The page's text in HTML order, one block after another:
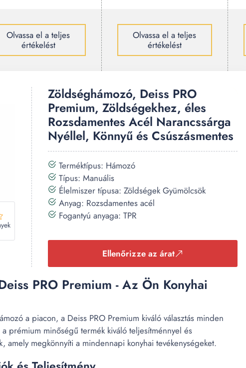
Olvassa el a teljes
értékelést
Olvassa el a teljes
értékelést
Zöldséghámozó, Deiss PRO
Premium, Zöldségekhez, éles
Rozsdamentes Acél Narancssárga
Nyéllel, Könnyű és Csúszásmentes
Terméktípus: Hámozó
Típus: Manuális
Élelmiszer típusa: Zöldségek Gyümölcsök
Anyag: Rozsdamentes acél
Fogantyú anyaga: TPR
Ellenőrizze az árat
PRO Premium - Az Ön Konyhai
a piacon, a Deiss PRO Premium kiváló választás minden
a prémium minőségű termék kiváló teljesítménnyel és
amely megkönnyíti a mindennapi konyhai tevékenységeket.